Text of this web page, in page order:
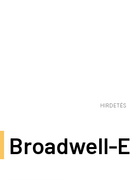
HIRDETÉS
Broadwell-E